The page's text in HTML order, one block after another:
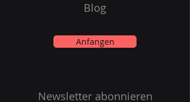
Blog
Anfangen
Newsletter abonnieren